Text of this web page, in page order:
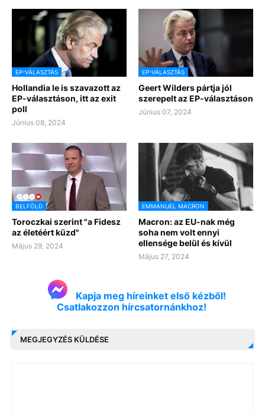
EP-VÁLASZTÁS
Hollandia le is szavazott az
EP-választáson, itt az exit
poll
Június 08, 2024
EP-VÁLASZTÁS
Geert Wilders pártja jól
szerepelt az EP-választáson
Június 07, 2024
BELFÖLD
Toroczkai szerint "a Fidesz
az életéért küzd"
Május 29, 2024
EMMANUEL MACRON
Macron: az EU-nak még
soha nem volt ennyi
ellensége belül és kívül
Május 27, 2024
Kapja meg híreinket első kézből!
Csatlakozzon hírcsatornánkhoz!
MEGJEGYZÉS KÜLDÉSE